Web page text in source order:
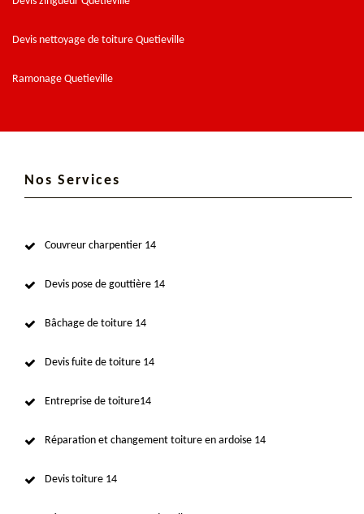
Devis nettoyage de toiture Quetieville
Ramonage Quetieville
Nos Services
Couvreur charpentier 14
Devis pose de gouttière 14
Bâchage de toiture 14
Devis fuite de toiture 14
Entreprise de toiture14
Réparation et changement toiture en ardoise 14
Devis toiture 14